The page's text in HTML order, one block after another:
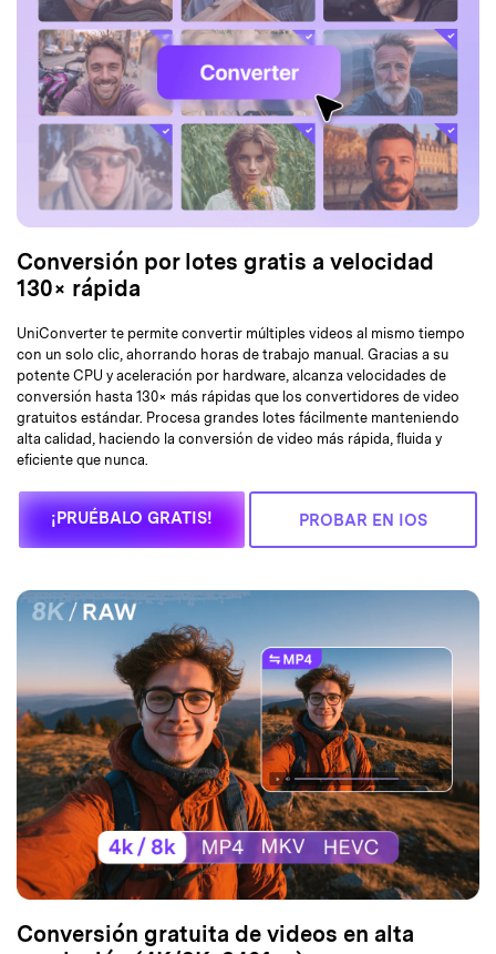
Conversión por lotes gratis a velocidad
130× rápida
UniConverter te permite convertir múltiples videos al mismo tiempo
con un solo clic, ahorrando horas de trabajo manual. Gracias a su
potente CPU y aceleración por hardware, alcanza velocidades de
conversión hasta 130× más rápidas que los convertidores de video
gratuitos estándar. Procesa grandes lotes fácilmente manteniendo
alta calidad, haciendo la conversión de video más rápida, fluida y
eficiente que nunca.
¡PRUÉBALO GRATIS! PROBAR EN IOS
Conversión gratuita de videos en alta